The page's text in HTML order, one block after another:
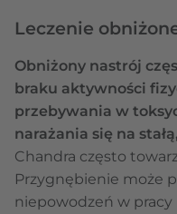
Leczenie
Obniżony nastrój
braku aktywności
przebywania w
narażania się na
Chandra często
Przygnębienie może
niepowodzeń w